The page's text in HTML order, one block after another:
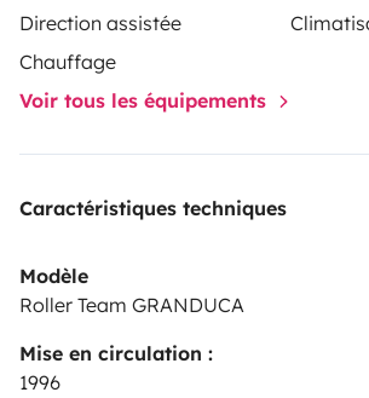
Direction assistée
Chauffage
Voir tous les équipements
Caractéristiques techniques
Modèle
Roller Team GRANDUCA
Mise en circulation :
1996